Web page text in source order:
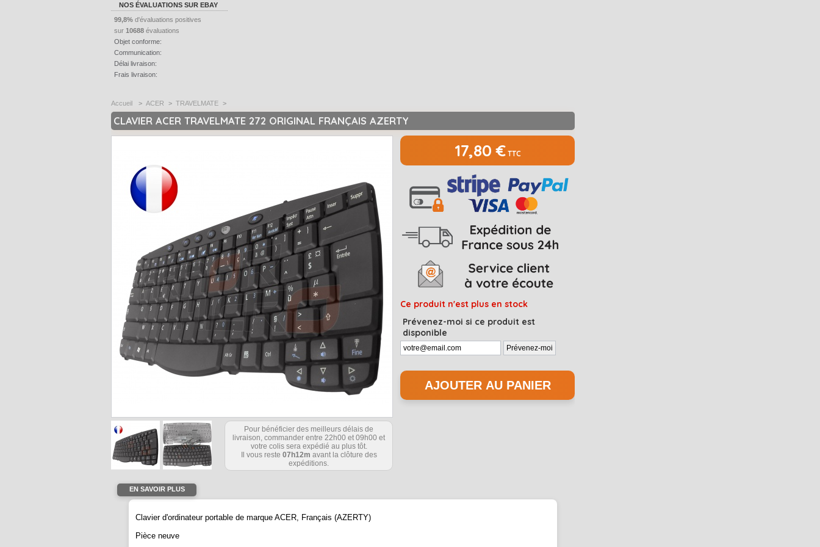
NOS ÉVALUATIONS SUR EBAY
99,8% d'évaluations positives
sur 10688 évaluations
Objet conforme:
Communication:
Délai livraison:
Frais livraison:
Accueil > ACER > TRAVELMATE >
CLAVIER ACER TRAVELMATE 272 ORIGINAL FRANÇAIS AZERTY
Pour bénéficier des meilleurs délais de
livraison, commander entre 22h00 et 09h00 et
votre colis sera expédié au plus tôt.
Il vous reste 07h12m avant la clôture des
expéditions.
17,80 €TTC
Ce produit n'est plus en stock
Prévenez-moi si ce produit est
disponible
EN SAVOIR PLUS
Clavier d'ordinateur portable de marque ACER, Français (AZERTY)
Pièce neuve